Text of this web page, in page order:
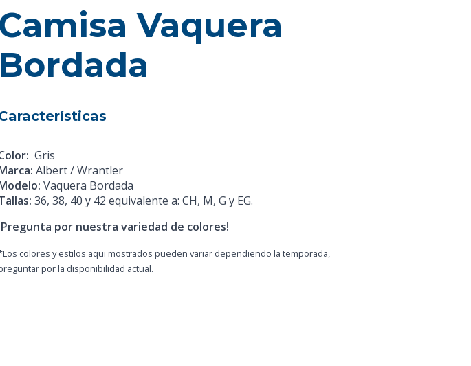
Camisa Vaquera
Bordada
Gris
Albert / Wrantler
Vaquera Bordada
36, 38, 40 y 42 equivalente a: CH, M, G y EG.
por nuestra variedad de colores!
colores y estilos aqui mostrados pueden variar dependiendo la temporada,
por la disponibilidad actual.